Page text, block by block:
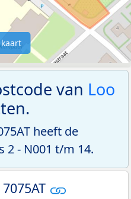
van Loo
heeft de
2 - N001 t/m 14.